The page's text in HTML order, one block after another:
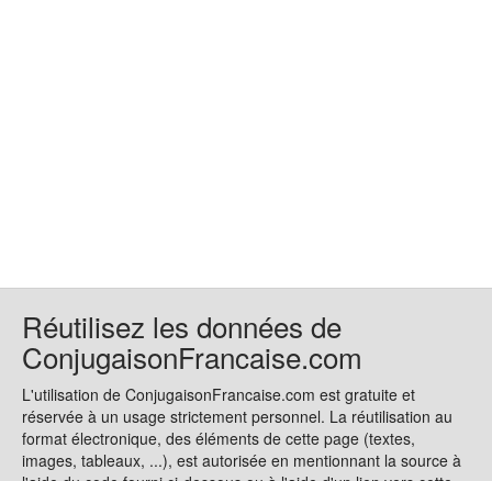
Réutilisez les données de
ConjugaisonFrancaise.com
L'utilisation de ConjugaisonFrancaise.com est gratuite et
réservée à un usage strictement personnel. La réutilisation au
format électronique, des éléments de cette page (textes,
images, tableaux, ...), est autorisée en mentionnant la source à